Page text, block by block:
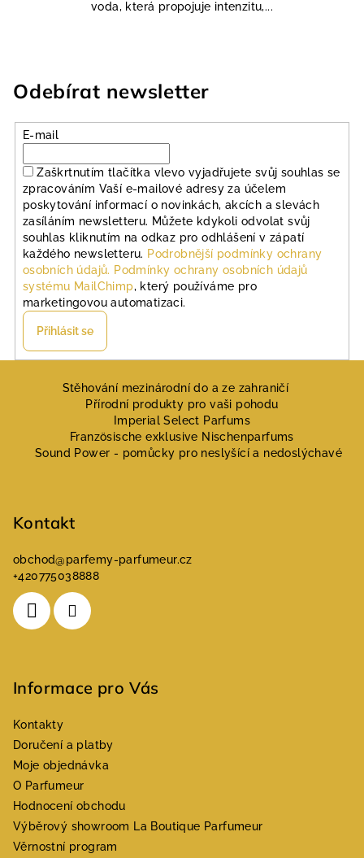
voda, která propojuje intenzitu,...
Odebírat newsletter
E-mail
Zaškrtnutím tlačítka vlevo vyjadřujete svůj souhlas se
zpracováním Vaší e-mailové adresy za účelem
poskytování informací o novinkách, akcích a slevách
zasíláním newsletteru. Můžete kdykoli odvolat svůj
souhlas kliknutím na odkaz pro odhlášení v zápatí
každého newsletteru. Podrobnější podmínky ochrany
osobních údajů. Podmínky ochrany osobních údajů
systému MailChimp, který používáme pro
marketingovou automatizaci.
Přihlásit se
Stěhování mezinárodní do a ze zahraničí
Přírodní produkty pro vaši pohodu
Imperial Select Parfums
Französische exklusive Nischenparfums
Sound Power - pomůcky pro neslyšící a nedoslýchavé
Kontakt
obchod@parfemy-parfumeur.cz
+420775038888
Informace pro Vás
Kontakty
Doručení a platby
Moje objednávka
O Parfumeur
Hodnocení obchodu
Výběrový showroom La Boutique Parfumeur
Věrnostní program